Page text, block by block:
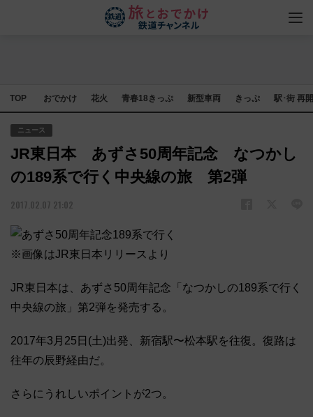
TOP おでかけ 花火 青春18きっぷ 新型車両 きっぷ 駅･街 再
ニュース
JR東日本 あずさ50周年記念 なつかし
の189系で行く中央線の旅 第2弾
2017.02.07 21:02
※画像はJR東日本リリースより
JR東日本は、あずさ50周年記念「なつかしの189系で行く
中央線の旅」第2弾を発売する。
2017年3月25日(土)出発、新宿駅〜松本駅を往復。復路は
往年の辰野経由だ。
さらにうれしいポイントが2つ。